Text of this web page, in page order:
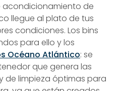
acondicionamiento de
llegue al plato de tus
condiciones. Los bins
para ello y los
Océano Atlántico: se
que genera las
de limpieza óptimas para